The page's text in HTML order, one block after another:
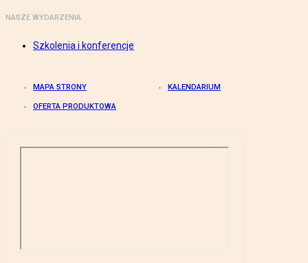
NASZE WYDARZENIA
Szkolenia i konferencje
MAPA STRONY KALENDARIUM
OFERTA PRODUKTOWA